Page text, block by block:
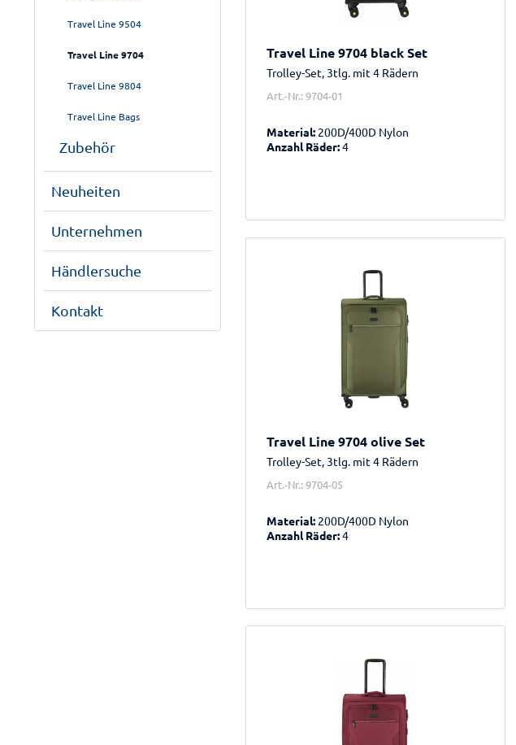
Travel Line 9504
Travel Line 9704
Travel Line 9804
Travel Line Bags
Zubehör
Neuheiten
Unternehmen
Händlersuche
Kontakt
Travel Line 9704 black Set
Trolley-Set, 3tlg. mit 4 Rädern
Art.-Nr.: 9704-01
Material: 200D/400D Nylon
Anzahl Räder:4
Travel Line 9704 olive Set
Trolley-Set, 3tlg. mit 4 Rädern
Art.-Nr.: 9704-05
Material: 200D/400D Nylon
Anzahl Räder:4